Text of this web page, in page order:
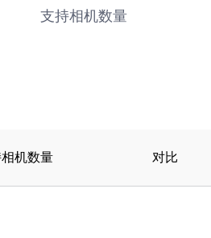
支持相机数量
机数量 对比